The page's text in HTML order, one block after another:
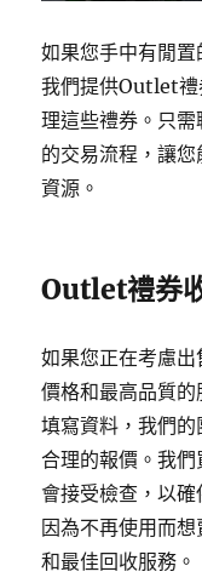
如果您手中有閒
我們提供Outlet禮
理這些禮券。只
的交易流程，讓
資源。
Outlet禮券
如果您正在考慮
價格和最高品質
填寫資料，我們
合理的報價。我
會接受檢查，以
因為不再使用而
和最佳回收服務。